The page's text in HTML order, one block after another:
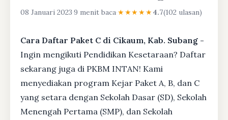
08 Januari 2023·9 menit baca·★★★★★4.7(102 ulasan)
Cara Daftar Paket C di Cikaum, Kab. Subang -
Ingin mengikuti Pendidikan Kesetaraan? Daftar
sekarang juga di PKBM INTAN! Kami
menyediakan program Kejar Paket A, B, dan C
yang setara dengan Sekolah Dasar (SD), Sekolah
Menengah Pertama (SMP), dan Sekolah